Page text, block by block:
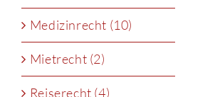
Medizinrecht (10)
Mietrecht (2)
Reiserecht (4)